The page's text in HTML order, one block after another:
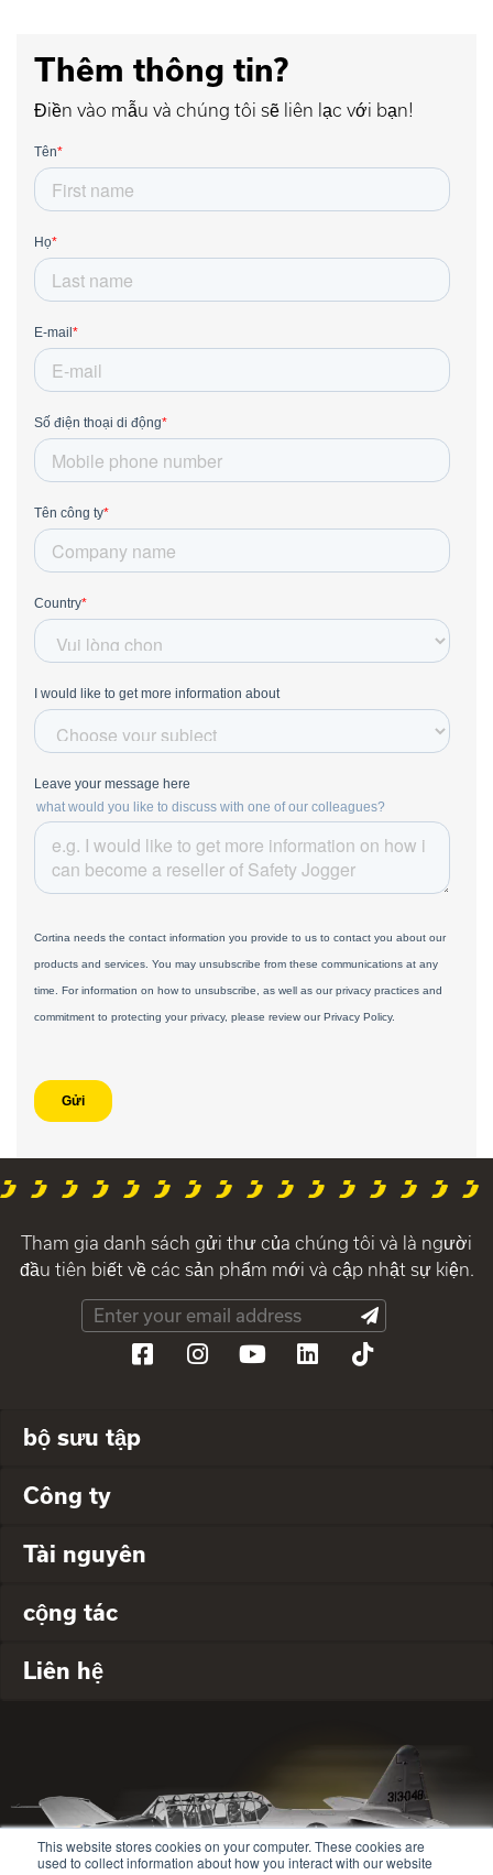
This website stores cookies on your computer. These cookies are
used to collect information about how you interact with our website
Thêm thông tin?
Điền vào mẫu và chúng tôi sẽ liên lạc với bạn!
Tham gia danh sách gửi thư của chúng tôi và là người
đầu tiên biết về các sản phẩm mới và cập nhật sự kiện.
bộ sưu tập
Công ty
Tài nguyên
cộng tác
Liên hệ